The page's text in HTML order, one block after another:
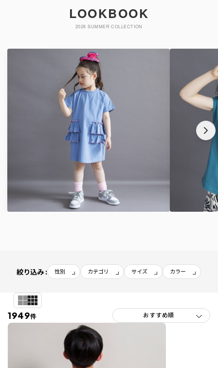
LOOKBOOK
2026 SUMMER COLLECTION
絞り込み : 性別 カテゴリ サイズ カラー
1949件